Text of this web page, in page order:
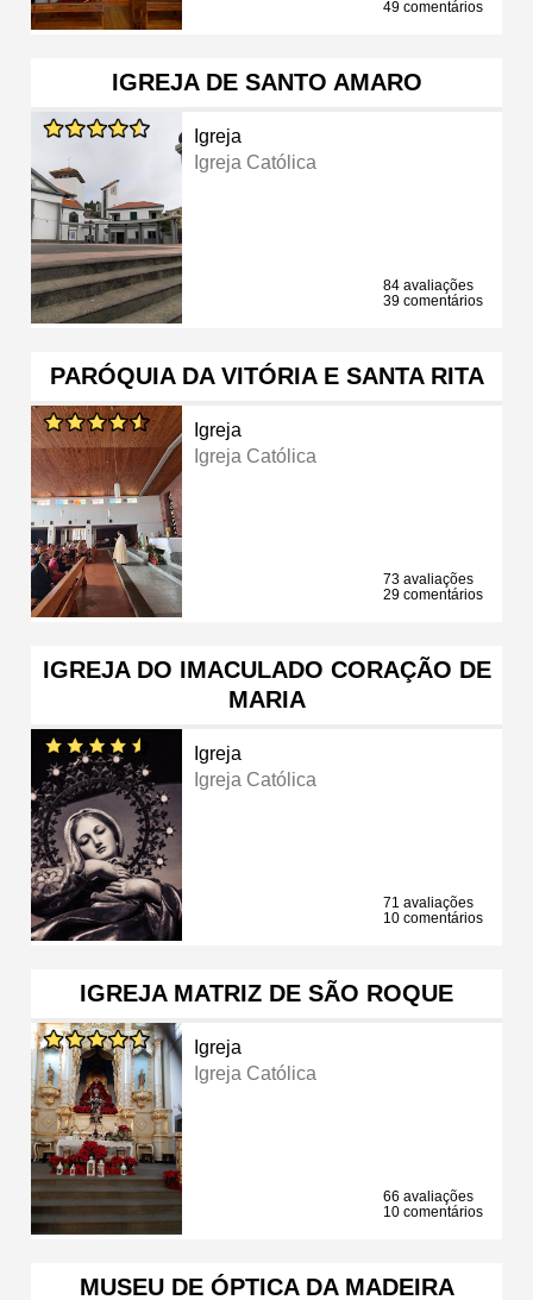
49 comentários
IGREJA DE SANTO AMARO
Igreja
Igreja Católica
84 avaliações
39 comentários
PARÓQUIA DA VITÓRIA E SANTA RITA
Igreja
Igreja Católica
73 avaliações
29 comentários
IGREJA DO IMACULADO CORAÇÃO DE
MARIA
Igreja
Igreja Católica
71 avaliações
10 comentários
IGREJA MATRIZ DE SÃO ROQUE
Igreja
Igreja Católica
66 avaliações
10 comentários
MUSEU DE ÓPTICA DA MADEIRA